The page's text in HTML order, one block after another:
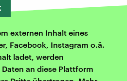
externen Inhalt eines
Facebook, Instagram o.ä.
ladet, werden
an diese Plattform